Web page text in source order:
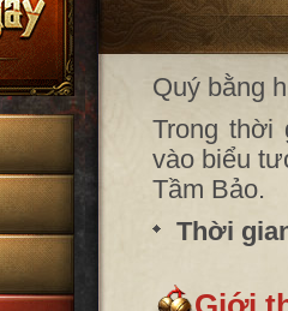
Quý bằng
Trong thời
vào biểu
Tầm Bảo.
Thời